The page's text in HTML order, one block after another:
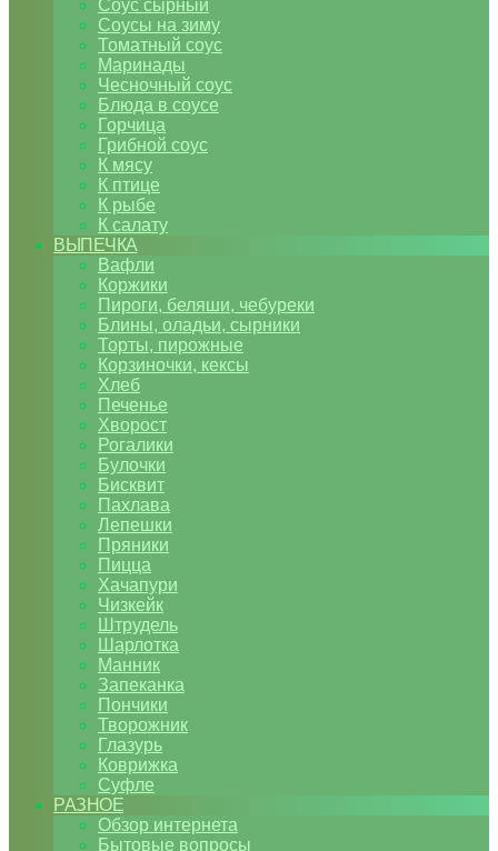
Соус сырный
Соусы на зиму
Томатный соус
Маринады
Чесночный соус
Блюда в соусе
Горчица
Грибной соус
К мясу
К птице
К рыбе
К салату
ВЫПЕЧКА
Вафли
Коржики
Пироги, беляши, чебуреки
Блины, оладьи, сырники
Торты, пирожные
Корзиночки, кексы
Хлеб
Печенье
Хворост
Рогалики
Булочки
Бисквит
Пахлава
Лепешки
Пряники
Пицца
Хачапури
Чизкейк
Штрудель
Шарлотка
Манник
Запеканка
Пончики
Творожник
Глазурь
Коврижка
Суфле
РАЗНОЕ
Обзор интернета
Бытовые вопросы